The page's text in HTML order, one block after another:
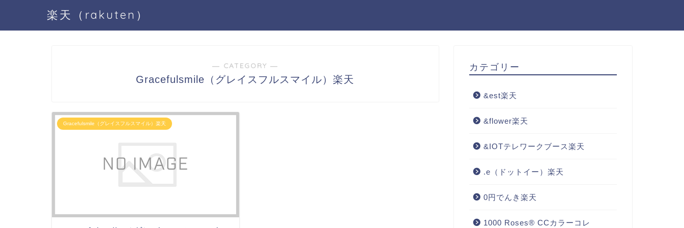
楽天（rakuten）
― CATEGORY ―
Gracefulsmile（グレイスフルスマイル）楽天
Gracefulsmile（グレイスフルスマイル）楽天
カテゴリー
&est楽天
&flower楽天
&IOTテレワークブース楽天
.e（ドットイー）楽天
0円でんき楽天
1000 Roses® CCカラーコレ